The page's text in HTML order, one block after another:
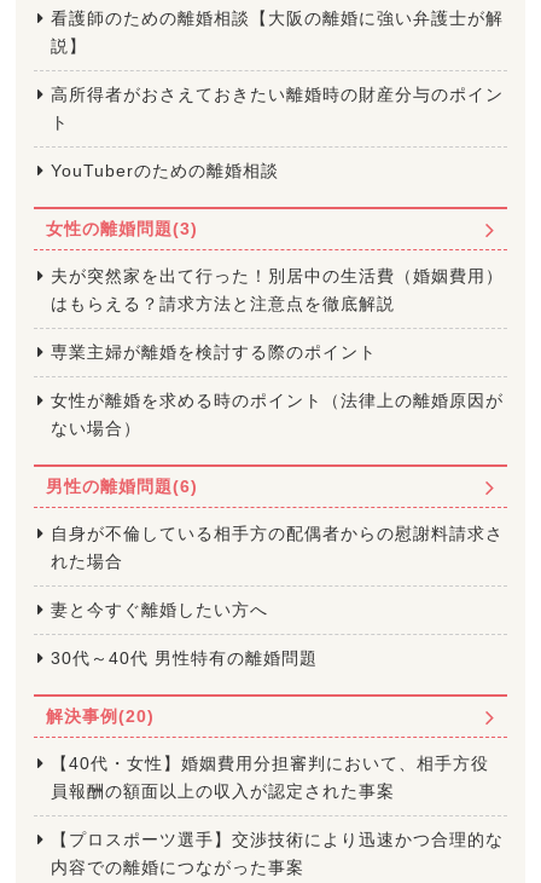
看護師のための離婚相談【大阪の離婚に強い弁護士が解
説】
高所得者がおさえておきたい離婚時の財産分与のポイン
ト
YouTuberのための離婚相談
女性の離婚問題(3)
夫が突然家を出て行った！別居中の生活費（婚姻費用）
はもらえる？請求方法と注意点を徹底解説
専業主婦が離婚を検討する際のポイント
女性が離婚を求める時のポイント（法律上の離婚原因が
ない場合）
男性の離婚問題(6)
自身が不倫している相手方の配偶者からの慰謝料請求さ
れた場合
妻と今すぐ離婚したい方へ
30代～40代 男性特有の離婚問題
解決事例(20)
【40代・女性】婚姻費用分担審判において、相手方役
員報酬の額面以上の収入が認定された事案
【プロスポーツ選手】交渉技術により迅速かつ合理的な
内容での離婚につながった事案